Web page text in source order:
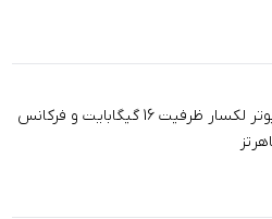
رم کامپیوتر لکسار ظرفیت 16 گیگابایت و فرکانس